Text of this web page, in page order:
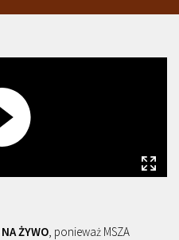
NA ŻYWO, ponieważ MSZA